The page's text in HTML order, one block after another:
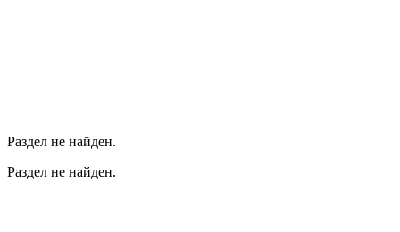
Раздел не найден.
Раздел не найден.